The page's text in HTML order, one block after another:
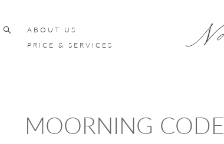
ABOUT US
PRICE & SERVICES
MOORNING CODE